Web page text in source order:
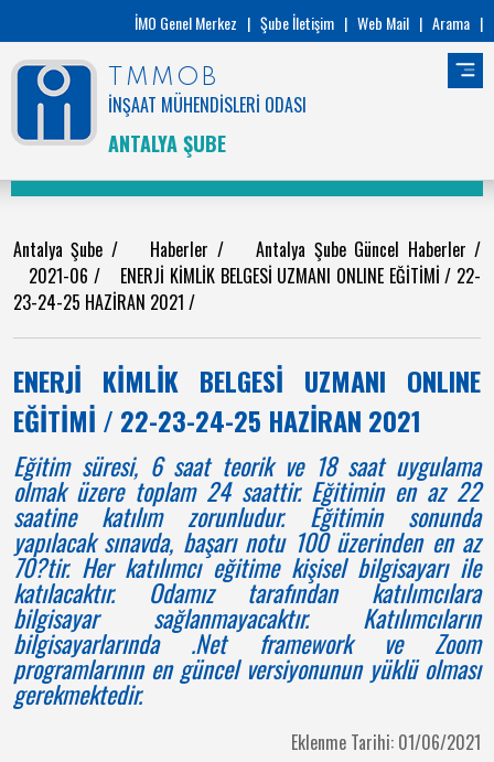
İMO Genel Merkez | Şube İletişim | Web Mail | Arama |
TMMOB
İNŞAAT MÜHENDİSLERİ ODASI
ANTALYA ŞUBE
Antalya Şube / Haberler /Antalya Şube Güncel Haberler/
2021-06 / ENERJİ KİMLİK BELGESİ UZMANI ONLINE EĞİTİMİ / 22-
23-24-25 HAZİRAN 2021 /
ENERJİ KİMLİK BELGESİ UZMANI ONLINE
EĞİTİMİ / 22-23-24-25 HAZİRAN 2021
Eğitim süresi, 6 saat teorik ve 18 saat uygulama
olmak üzere toplam 24 saattir. Eğitimin en az 22
saatine katılım zorunludur. Eğitimin sonunda
yapılacak sınavda, başarı notu 100 üzerinden en az
70?tir. Her katılımcı eğitime kişisel bilgisayarı ile
katılacaktır. Odamız tarafından katılımcılara
bilgisayar sağlanmayacaktır. Katılımcıların
bilgisayarlarında .Net framework ve Zoom
programlarının en güncel versiyonunun yüklü olması
gerekmektedir.
Eklenme Tarihi: 01/06/2021